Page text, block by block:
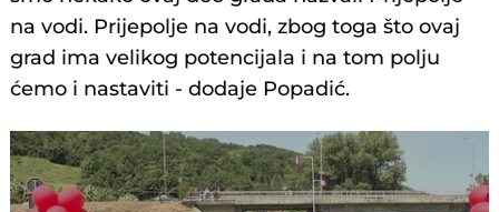
na vodi. Prijepolje na vodi, zbog toga što ovaj
grad ima velikog potencijala i na tom polju
ćemo i nastaviti - dodaje Popadić.